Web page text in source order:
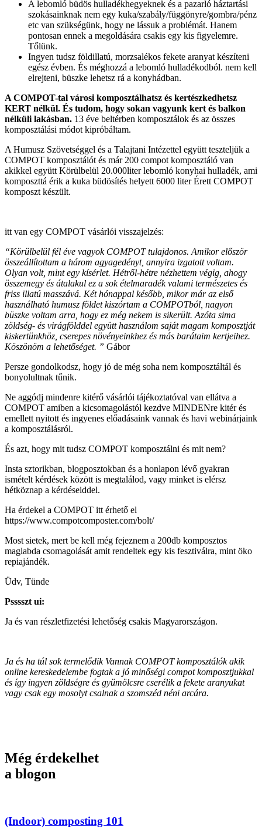
A lebomló büdös hulladékhegyeknek és a pazarló háztartási
szokásainknak nem egy kuka/szabály/függönyre/gombra/pénz
etc van szükségünk, hogy ne lássuk a problémát. Hanem
pontosan ennek a megoldására csakis egy kis figyelemre.
Tőlünk.
Ingyen tudsz földillatú, morzsalékos fekete aranyat készíteni
egész évben. És méghozzá a lebomló hulladékodból. nem kell
elrejteni, büszke lehetsz rá a konyhádban.
A COMPOT-tal városi komposztálhatsz és kertészkedhetsz
KERT nélkül. És tudom, hogy sokan vagyunk kert és balkon
nélküli lakásban. 13 éve beltérben komposztálok és az összes
komposztálási módot kipróbáltam.
A Humusz Szövetséggel és a Talajtani Intézettel együtt teszteljük a
COMPOT komposztálót és már 200 compot komposztáló van
akikkel együtt Körülbelül 20.000liter lebomló konyhai hulladék, ami
komposzttá érik a kuka büdösítés helyett 6000 liter Érett COMPOT
komposzt készült.
itt van egy COMPOT vásárlói visszajelzés:
“Körülbelül fél éve vagyok COMPOT tulajdonos. Amikor először
összeállítottam a három agyagedényt, annyira izgatott voltam.
Olyan volt, mint egy kísérlet. Hétről-hétre nézhettem végig, ahogy
összemegy és átalakul ez a sok ételmaradék valami természetes és
friss illatú masszává. Két hónappal később, mikor már az első
használható humusz földet kiszórtam a COMPOTból, nagyon
büszke voltam arra, hogy ez még nekem is sikerült. Azóta sima
zöldség- és virágfölddel együtt használom saját magam komposztját
kiskertünkhöz, cserepes növényeinkhez és más barátaim kertjeihez.
Köszönöm a lehetőséget. ” Gábor
Persze gondolkodsz, hogy jó de még soha nem komposztáltál és
bonyolultnak tűnik.
Ne aggódj mindenre kitérő vásárlói tájékoztatóval van ellátva a
COMPOT amiben a kicsomagolástól kezdve MINDENre kitér és
emellett nyitott és ingyenes előadásaink vannak és havi webinárjaink
a komposztálásról.
És azt, hogy mit tudsz COMPOT komposztálni és mit nem?
Insta sztorikban, blogposztokban és a honlapon lévő gyakran
ismételt kérdések között is megtalálod, vagy minket is elérsz
hétköznap a kérdéseiddel.
Ha érdekel a COMPOT itt érhető el
https://www.compotcomposter.com/bolt/
Most sietek, mert be kell még fejeznem a 200db komposztos
maglabda csomagolását amit rendeltek egy kis fesztiválra, mint öko
repiajándék.
Üdv, Tünde
Psssszt ui:
Ja és van részletfizetési lehetőség csakis Magyarországon.
Ja és ha túl sok termelődik Vannak COMPOT komposztálók akik
online kereskedelembe fogtak a jó minőségi compot komposztjukkal
és így ingyen zöldségre és gyümölcsre cserélik a fekete aranyukat
vagy csak egy mosolyt csalnak a szomszéd néni arcára.
Még érdekelhet
a blogon
(Indoor) composting 101